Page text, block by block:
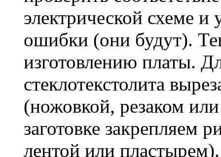
электрической схеме и
ошибки (они будут).
изготовлению платы.
стеклотекстолита
(ножовкой, резаком
заготовке закрепляем
лентой или